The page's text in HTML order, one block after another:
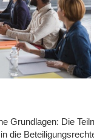
Grundlagen: Die
die